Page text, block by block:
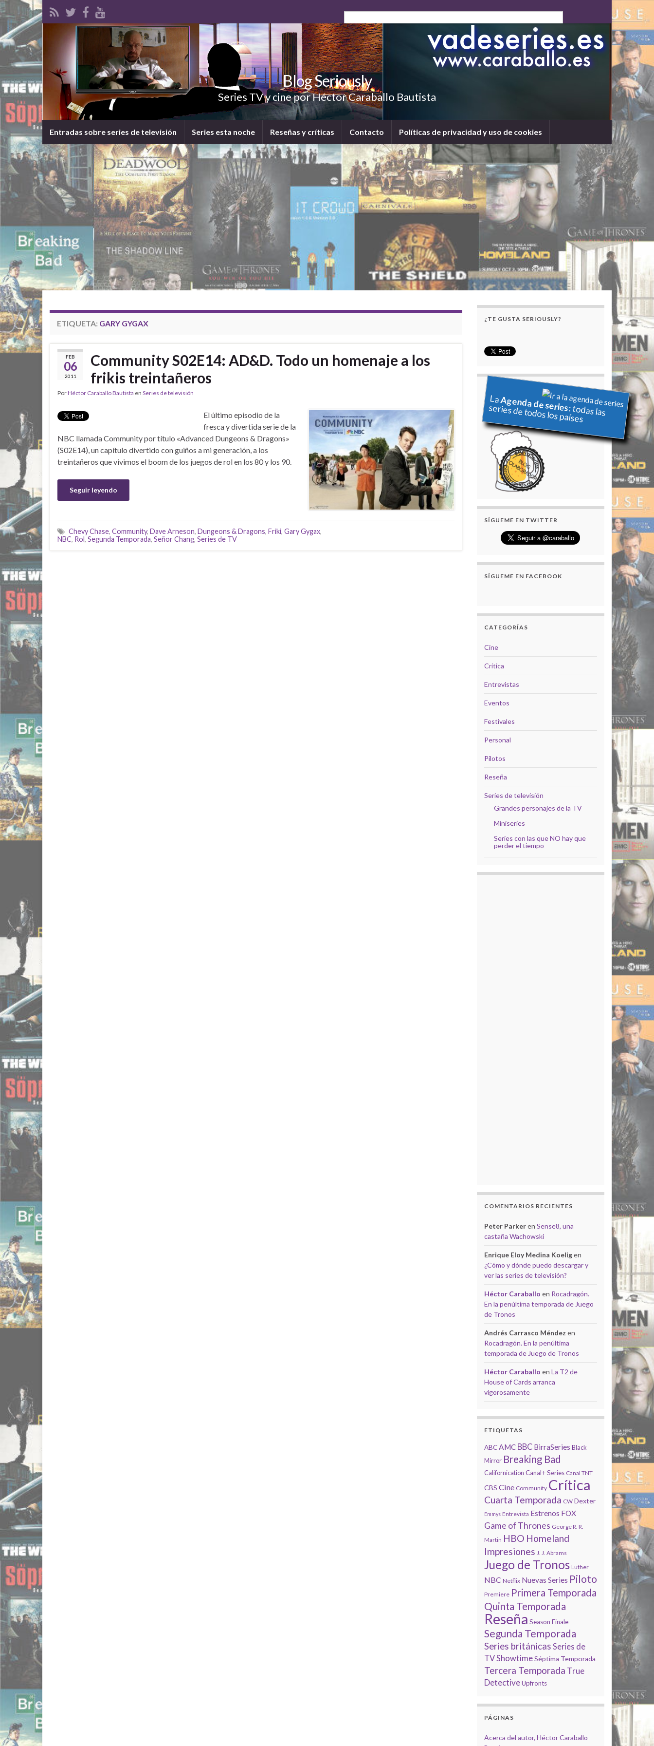
Blog Seriously
Series TV y cine por Héctor Caraballo Bautista
Entradas sobre series de televisión Series esta noche Reseñas y críticas Contacto Políticas de privacidad y uso de cookies
ETIQUETA: GARY GYGAX
FEB
06
2011
Community S02E14: AD&D. Todo un homenaje a los
frikis treintañeros
PorHéctor Caraballo Bautista en Series de televisión
El último episodio de la
fresca y divertida serie de la
NBC llamada Community por título «Advanced Dungeons & Dragons»
(S02E14), un capítulo divertido con guiños a mi generación, a los
treintañeros que vivimos el boom de los juegos de rol en los 80 y los 90.
Seguir leyendo
Chevy Chase, Community, Dave Arneson, Dungeons & Dragons, Friki, Gary Gygax,
NBC, Rol, Segunda Temporada, Señor Chang, Series de TV
¿TE GUSTA SERIOUSLY?
LaAgenda de series: todas las
series de todos los países
SÍGUEME EN TWITTER
SÍGUEME EN FACEBOOK
CATEGORÍAS
Cine
Crítica
Entrevistas
Eventos
Festivales
Personal
Pilotos
Reseña
Series de televisión
Grandes personajes de la TV
Miniseries
Series con las que NO hay que
perder el tiempo
COMENTARIOS RECIENTES
Peter Parkeren Sense8, una
castaña Wachowski
Enrique Eloy Medina Koeligen
¿Cómo y dónde puedo descargar y
ver las series de televisión?
Héctor Caraballo en Rocadragón.
En la penúltima temporada de Juego
de Tronos
Andrés Carrasco Méndez en
Rocadragón. En la penúltima
temporada de Juego de Tronos
Héctor Caraballo en La T2 de
House of Cards arranca
vigorosamente
ETIQUETAS
ABC AMC BBC BirraSeries Black
Mirror Breaking Bad
Californication Canal+ Series Canal TNT
CBS Cine Community Crítica
Cuarta Temporada CW Dexter
Emmys Entrevista Estrenos FOX
Game of Thrones George R. R.
Martin HBO Homeland
Impresiones J. J. Abrams
Juego de Tronos Luther
NBC Netflix Nuevas Series Piloto
Premiere Primera Temporada
Quinta Temporada
Reseña Season Finale
Segunda Temporada
Series británicas Series de
TVShowtime Séptima Temporada
Tercera Temporada True
Detective Upfronts
PÁGINAS
Acerca del autor, Héctor Caraballo